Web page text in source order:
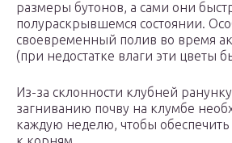
размеры бутонов, а сами они
полураскрывшемся состоянии.
своевременный полив во время
(при недостатке влаги эти цветы
Из-за склонности клубней
загниванию почву на клумбе
каждую неделю, чтобы обеспечить